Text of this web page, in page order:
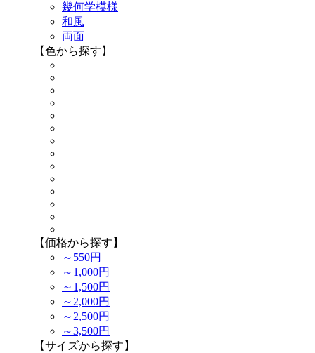
幾何学模様
和風
両面
【色から探す】
【価格から探す】
～550円
～1,000円
～1,500円
～2,000円
～2,500円
～3,500円
【サイズから探す】